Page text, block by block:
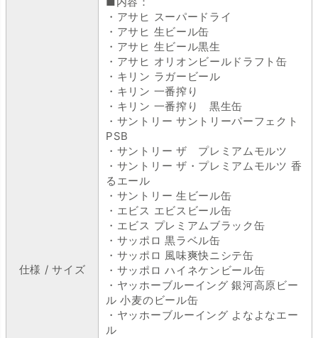
仕様 / サイズ
・アサヒ スーパードライ
・アサヒ 生ビール缶
・アサヒ 生ビール黒生
・アサヒ オリオンビールドラフト缶
・キリン ラガービール
・キリン 一番搾り
・キリン 一番搾り 黒生缶
・サントリー サントリーパーフェクト
PSB
・サントリー ザ プレミアムモルツ
・サントリー ザ・プレミアムモルツ 香
るエール
・サントリー 生ビール缶
・エビス エビスビール缶
・エビス プレミアムブラック缶
・サッポロ 黒ラベル缶
・サッポロ 風味爽快ニシテ缶
・サッポロ ハイネケンビール缶
・ヤッホーブルーイング 銀河高原ビー
ル 小麦のビール缶
・ヤッホーブルーイング よなよなエー
ル